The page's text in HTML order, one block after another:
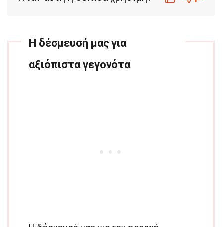
Η δέσμευσή μας για
αξιόπιστα γεγονότα